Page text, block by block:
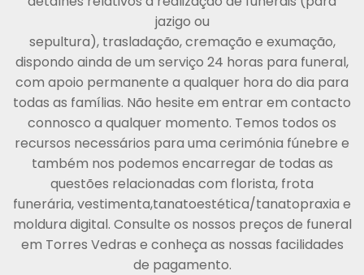
jazigo ou
sepultura), trasladação, cremação e exumação,
dispondo ainda de um serviço 24 horas para funeral,
com apoio permanente a qualquer hora do dia para
todas as famílias. Não hesite em entrar em contacto
connosco a qualquer momento. Temos todos os
recursos necessários para uma cerimónia fúnebre e
também nos podemos encarregar de todas as
questões relacionadas com florista, frota
funerária, vestimenta,tanatoestética/tanatopraxia e
moldura digital. Consulte os nossos preços de funeral
em Torres Vedras e conheça as nossas facilidades
de pagamento.
PLANO
Arrábida
Sepultura Cremação